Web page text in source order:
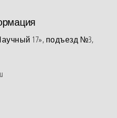
17», подъезд №3,